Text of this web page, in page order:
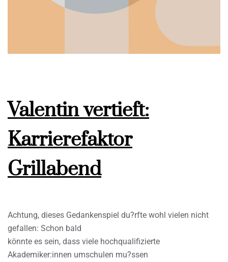
Valentin vertieft:
Karrierefaktor
Grillabend
Achtung, dieses Gedankenspiel du?rfte wohl vielen nicht
gefallen: Schon bald
könnte es sein, dass viele hochqualifizierte
Akademiker:innen umschulen mu?ssen